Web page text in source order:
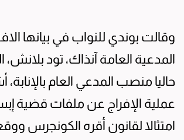
وقالت بوندي للنواب في بيانها
المدعية العامة آنذاك، تود
حاليا منصب المدعي العام
عملية الإفراج عن ملفات قضية
امتثالا لقانون أقره الكونجرس